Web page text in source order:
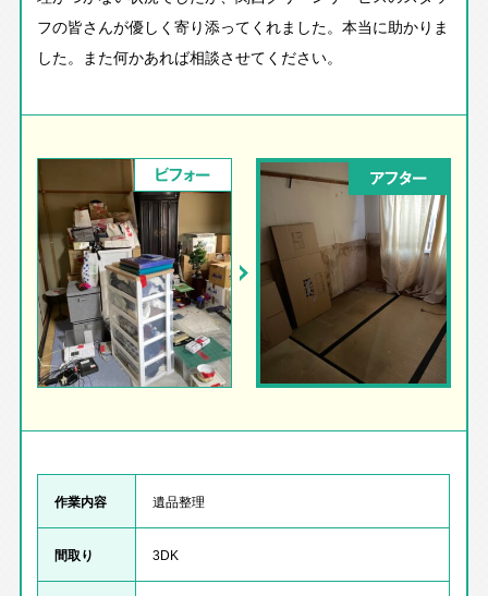
フの皆さんが優しく寄り添ってくれました。本当に助かりま
した。また何かあれば相談させてください。
ビフォー アフター
作業内容 遺品整理
間取り 3DK